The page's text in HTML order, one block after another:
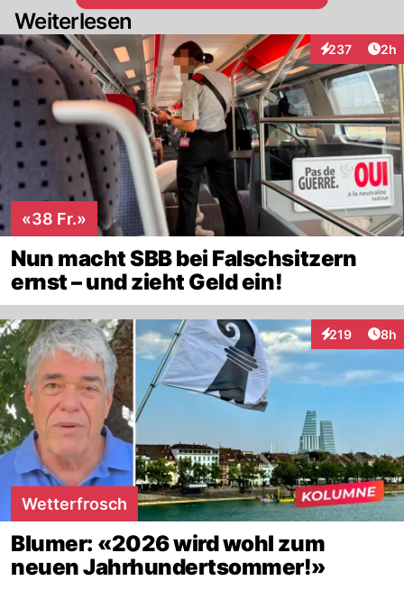
Weiterlesen
237
Interaktionen
2h
«38 Fr.»
Nun macht SBB bei Falschsitzern
ernst – und zieht Geld ein!
219
Interaktionen
8h
Wetterfrosch
Blumer: «2026 wird wohl zum
neuen Jahrhundertsommer!»